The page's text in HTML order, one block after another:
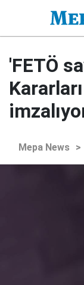
'FETÖ
Mepa News >